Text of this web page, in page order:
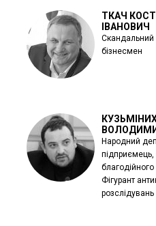
ТКАЧ
ІВАНОВИЧ
Скандальний
бізнесмен
Народний
Фігурант
розслідувань